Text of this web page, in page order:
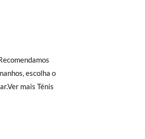
ir à secção de
Cliente
com nada.
um estafeta
18,4 19,0